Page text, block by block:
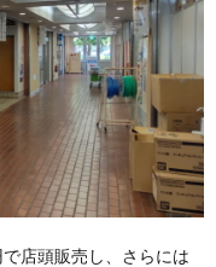
店頭販売し、さらには